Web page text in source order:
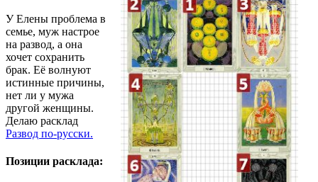
У Елены проблема в
семье, муж настрое
на развод, а она
хочет сохранить
брак. Её волнуют
истинные причины,
нет ли у мужа
другой женщины.
Делаю расклад
Развод по-русски.
Позиции расклада: